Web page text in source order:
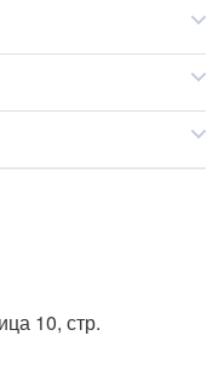
10, стр.